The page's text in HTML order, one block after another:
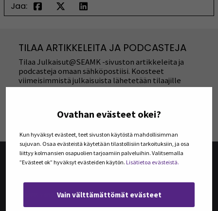
Ovathan evästeet okei?
Kun hyväksyt evästeet, teet sivuston käytöstä mahdollisimman
sujuvan. Osaa evästeistä käytetään tilastollisiin tarkoituksiin, ja osa
liittyy kolmansien osapuolien tarjoamiin palveluihin. Valitsemalla
”Evästeet ok” hyväksyt evästeiden käytön. Lisätietoa evästeistä.
Vain välttämättömät evästeet
Jaa:
TILAA ARTIKKELEITA JA PODCASTEJA
Tilaa Julkaisut@SEAMK -sivuston artikkeleita ja
podcasteja omaan sähköpostiisi. Koosteet
viimeisimmistä julkaisuista lähetetään tilaajille
kerran kuukaudessa.
TILAA UUTISKIRJEITÄ
@SEAMK-verkkolehden artikkelit
Arkisto